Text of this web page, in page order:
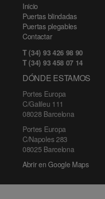
Inicio
Puertas blindadas
Puertas plegables
Contactar
T (34) 93 426 98 90
T (34) 93 458 07 14
DÓNDE ESTAMOS
Portes Europa
C/Galileu 111
08028 Barcelona
Portes Europa
C/Napoles 283
08025 Barcelona
Abrir en Google Maps